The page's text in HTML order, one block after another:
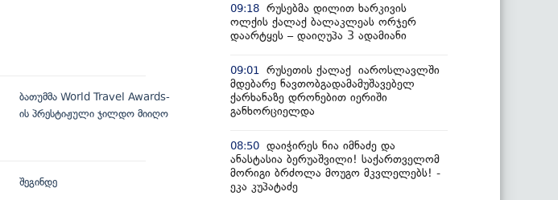
ბათუმმა World Travel Awards-
ის პრესტიჟული ჯილდო მიიღო
შეგინდე
09:18 რუსებმა დილით ხარკივის
ოლქის ქალაქ ბალაკლეას ორჯერ
დაარტყეს – დაიღუპა 3 ადამიანი
09:01
რუსეთის ქალაქ იაროსლავლში
მდებარე ნავთობგადამამუშავებელ
ქარხანაზე დრონებით იერიში
განხორციელდა
08:50 დაიჭირეს ნია იმნაძე და
ანასტასია ბერუაშვილი! საქართველომ
მორიგი ბრძოლა მოუგო მკვლელებს! -
ეკა კუპატაძე